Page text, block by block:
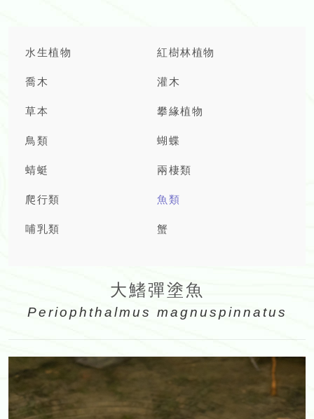
水生植物 紅樹林植物
喬木 灌木
草本 攀緣植物
鳥類 蝴蝶
蜻蜓 兩棲類
爬行類 魚類
哺乳類 蟹
大鰭彈塗魚
Periophthalmus magnuspinnatus